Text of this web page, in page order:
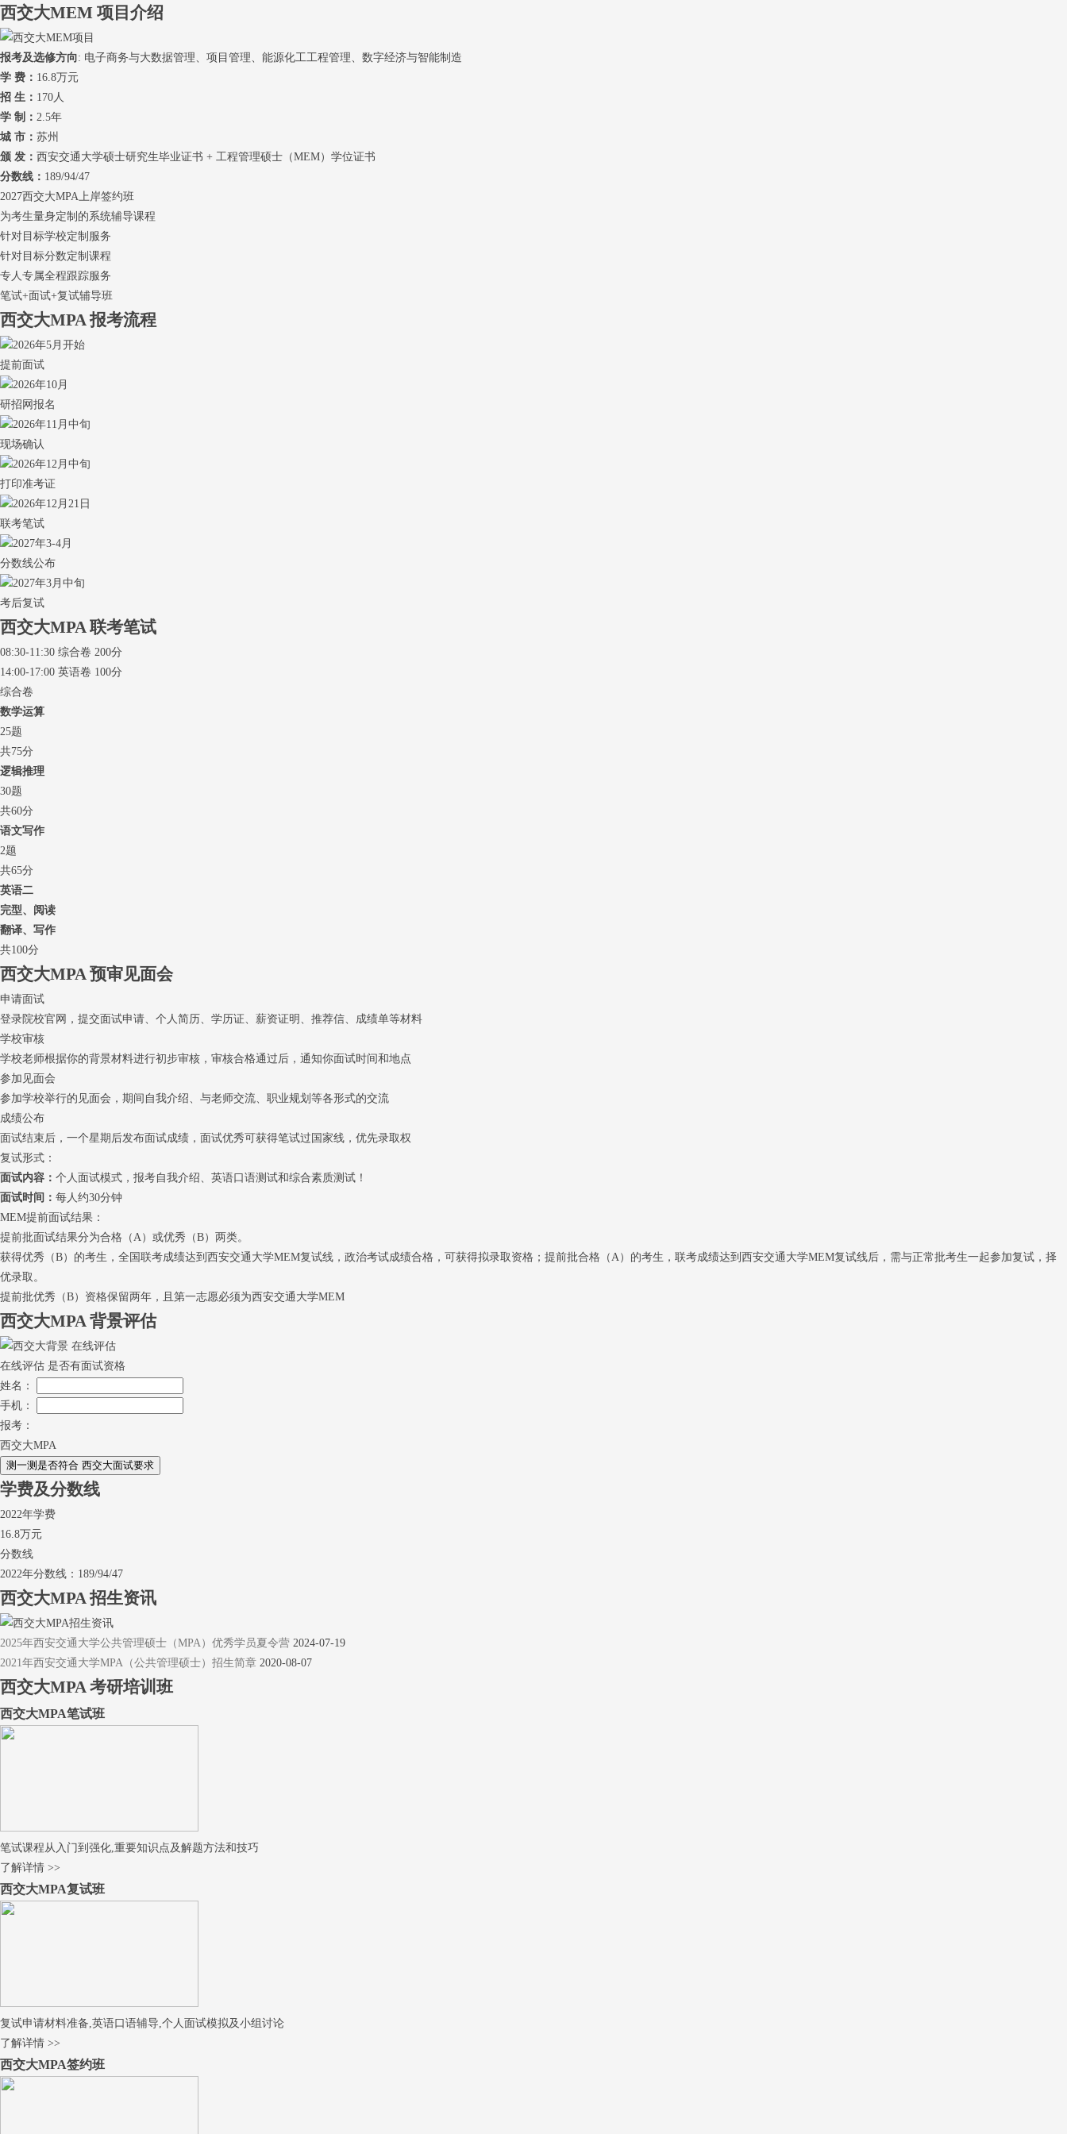
西交大MEM 项目介绍
报考及选修方向: 电子商务与大数据管理、项目管理、能源化工工程管理、数字经济与智能制造
学 费： 16.8万元
招 生： 170人
学 制： 2.5年
城 市： 苏州
颁 发： 西安交通大学硕士研究生毕业证书 + 工程管理硕士（MEM）学位证书
分数线： 189/94/47
2027西交大MPA上岸签约班
为考生量身定制的系统辅导课程
针对目标学校定制服务
针对目标分数定制课程
专人专属全程跟踪服务
笔试+面试+复试辅导班
西交大MPA报考流程
2026年5月开始
提前面试
2026年10月
研招网报名
2026年11月中旬
现场确认
2026年12月中旬
打印准考证
2026年12月21日
联考笔试
2027年3-4月
分数线公布
2027年3月中旬
考后复试
西交大MPA联考笔试
08:30-11:30 综合卷 200分
14:00-17:00 英语卷 100分
综合卷
数学运算
25题
共75分
逻辑推理
30题
共60分
语文写作
2题
共65分
英语二
完型、阅读
翻译、写作
共100分
西交大MPA预审见面会
申请面试
登录院校官网，提交面试申请、个人简历、学历证、薪资证明、推荐信、成绩单等材料
学校审核
学校老师根据你的背景材料进行初步审核，审核合格通过后，通知你面试时间和地点
参加见面会
参加学校举行的见面会，期间自我介绍、与老师交流、职业规划等各形式的交流
成绩公布
面试结束后，一个星期后发布面试成绩，面试优秀可获得笔试过国家线，优先录取权
复试形式：
面试内容： 个人面试模式，报考自我介绍、英语口语测试和综合素质测试！
面试时间： 每人约30分钟
MEM提前面试结果：
提前批面试结果分为合格（A）或优秀（B）两类。
获得优秀（B）的考生，全国联考成绩达到西安交通大学MEM复试线，政治考试成绩合格，可获得拟录取资格；提前批合格（A）的考生，联考成绩达到西安交通大学MEM复试线后，需与正常批考生一起参加复试，择
优录取。
提前批优秀（B）资格保留两年，且第一志愿必须为西安交通大学MEM
西交大MPA背景评估
在线评估 是否有面试资格
姓名：
手机：
报考：
西交大MPA
学费及分数线
2022年学费
16.8万元
分数线
2022年分数线：189/94/47
西交大MPA招生资讯
2025年西安交通大学公共管理硕士（MPA）优秀学员夏令营 2024-07-19
2021年西安交通大学MPA（公共管理硕士）招生简章 2020-08-07
西交大MPA考研培训班
西交大MPA笔试班
笔试课程从入门到强化,重要知识点及解题方法和技巧
了解详情 >>
西交大MPA复试班
复试申请材料准备,英语口语辅导,个人面试模拟及小组讨论
了解详情 >>
西交大MPA签约班